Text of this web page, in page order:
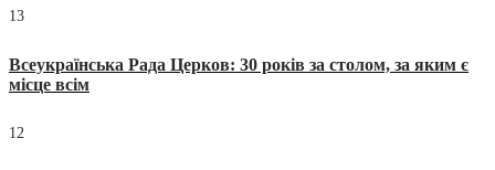
13
Всеукраїнська Рада Церков: 30 років за столом, за яким є
місце всім
12